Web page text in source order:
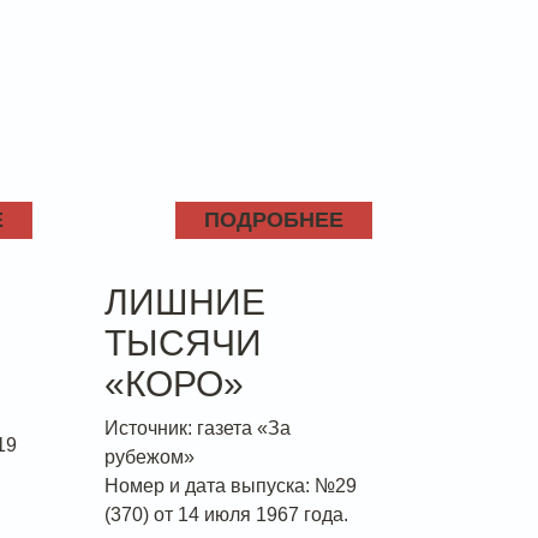
ПОДРОБНЕЕ
ЛИШНИЕ
ТЫСЯЧИ
«КОРО»
Источник: газета «За
рубежом»
Номер и дата выпуска: №29
(370) от 14 июля 1967 года.